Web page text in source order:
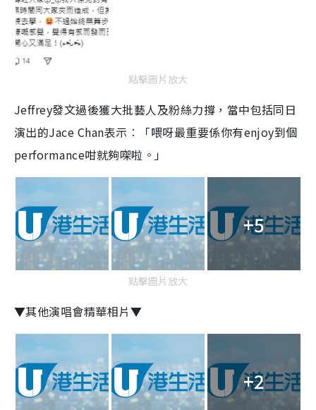
點擊圖片放大
Jeffrey發文過後獲大批藝人及粉絲力撐，當中包括同日
演出的Jace Chan表示︰「喂呀最重要係你有enjoy到個
performance咁就夠㗎啦。」
+5
點擊圖片放大
▼其他演唱會精華相片▼
+2